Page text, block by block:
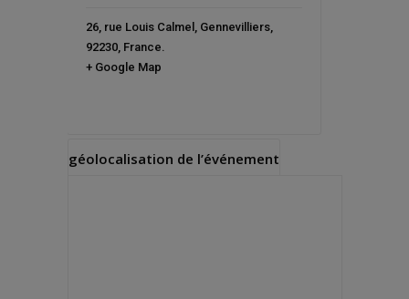
26, rue Louis Calmel, Gennevilliers,
92230, France
+ Google Map
géolocalisation de l’événement